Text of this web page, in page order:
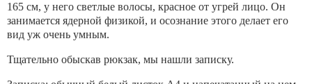
165 см, у него светлые волосы, красное от угрей лицо. Он
занимается ядерной физикой, и осознание этого делает его
вид уж очень умным.
Тщательно обыскав рюкзак, мы нашли записку.